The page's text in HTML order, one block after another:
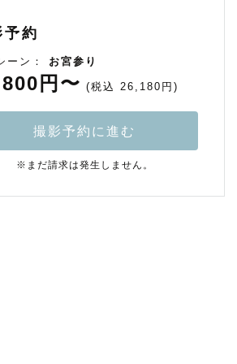
予約
ーン： お宮参り
円〜 (税込 26,180円)
撮影予約に進む
※まだ請求は発生しません。